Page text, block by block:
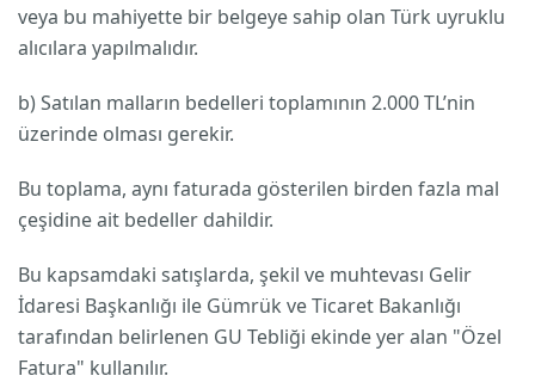
veya bu mahiyette bir belgeye sahip olan Türk uyruklu
alıcılara yapılmalıdır.
b) Satılan malların bedelleri toplamının 2.000 TL’nin
üzerinde olması gerekir.
Bu toplama, aynı faturada gösterilen birden fazla mal
çeşidine ait bedeller dahildir.
Bu kapsamdaki satışlarda, şekil ve muhtevası Gelir
İdaresi Başkanlığı ile Gümrük ve Ticaret Bakanlığı
tarafından belirlenen GU Tebliği ekinde yer alan "Özel
Fatura" kullanılır.